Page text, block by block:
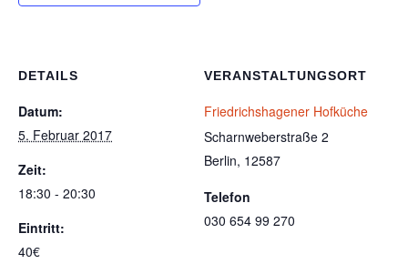
DETAILS
Datum:
5. Februar 2017
Zeit:
18:30 - 20:30
Eintritt:
40€
VERANSTALTUNGSORT
Friedrichshagener Hofküche
Scharnweberstraße 2
Berlin, 12587
Telefon
030 654 99 270